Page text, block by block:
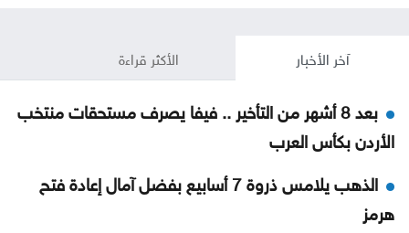
آخر الأخبار الأكثر قراءة
بعد 8 أشهر من التأخير .. فيفا يصرف مستحقات منتخب
الأردن بكأس العرب
الذهب يلامس ذروة 7 أسابيع بفضل آمال إعادة فتح
هرمز